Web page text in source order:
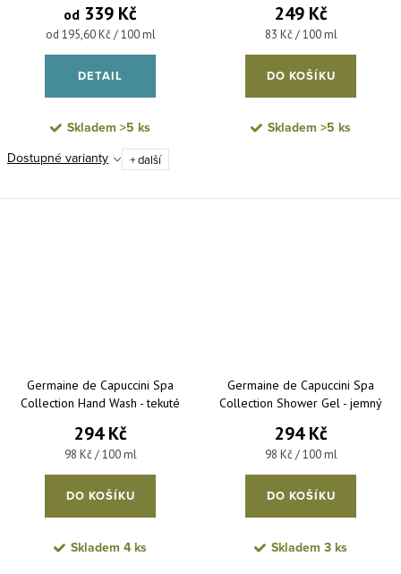
od 339 Kč
Měrná cena:
od 195,60 Kč / 100 ml
DETAIL
Skladem >5 ks
Dostupné varianty + další
249 Kč
Měrná cena:
83 Kč / 100 ml
DO KOŠÍKU
Skladem >5 ks
Germaine de Capuccini Spa
Collection Hand Wash - tekuté
300 ml
294 Kč
Měrná cena:
98 Kč / 100 ml
DO KOŠÍKU
Skladem 4 ks
Germaine de Capuccini Spa
Collection Shower Gel - jemný
300 ml
294 Kč
Měrná cena:
98 Kč / 100 ml
DO KOŠÍKU
Skladem 3 ks